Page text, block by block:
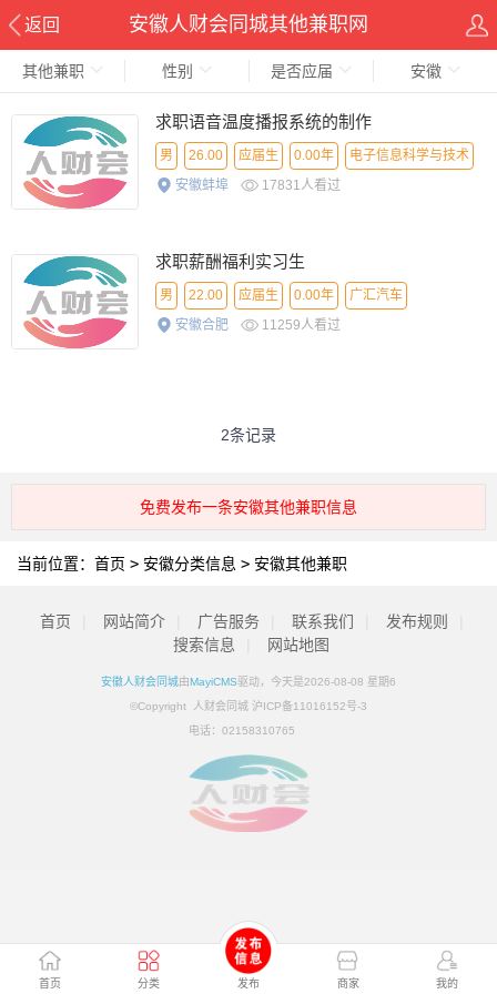
其他兼职 性别 是否应届 安徽
求职语音温度播报系统的制作
男 26.00 应届生 0.00年 电子信息科学与技术
河南大学 孙源 其他兼职
安徽蚌埠 17831人看过
求职薪酬福利实习生
男 22.00 应届生 0.00年 广汇汽车
薪酬福利实习生 会计学 财务-延边大学
安徽合肥 11259人看过
2条记录
免费发布一条安徽其他兼职信息
当前位置： 首页 > 安徽分类信息 > 安徽其他兼职
返回 安徽人财会同城其他兼职网
首页 分类 发布 商家 我的
首页 网站简介 广告服务 联系我们 发布规则
搜索信息
网站地图
安徽人财会同城由MayiCMS驱动，今天是2026-08-08 星期6
©Copyright 人财会同城 沪ICP备11016152号-3
电话： 02158310765